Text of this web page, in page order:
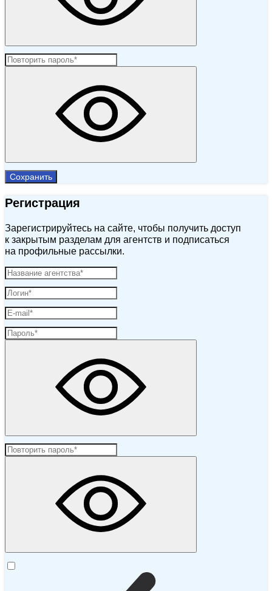
Сохранить
Регистрация
Зарегистрируйтесь на сайте, чтобы получить доступ
к закрытым разделам для агентств и подписаться
на профильные рассылки.